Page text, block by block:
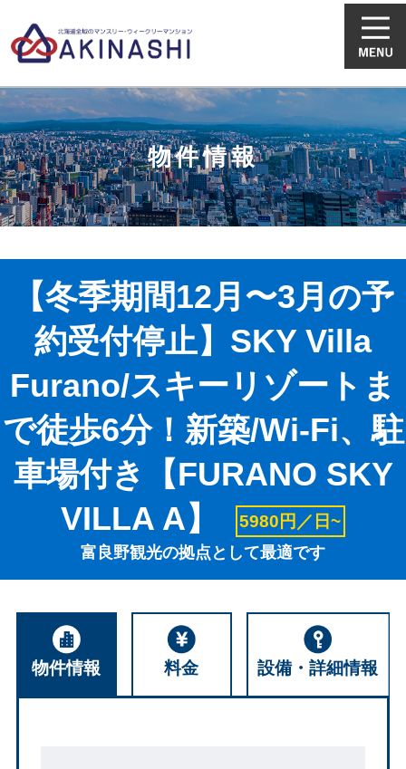
物件情報
【冬季期間12月〜3月の予
約受付停止】SKY Villa
Furano/スキーリゾートま
で徒歩6分！新築/Wi-Fi、駐
車場付き【FURANO SKY
VILLA A】
5980円／日~
富良野観光の拠点として最適です
物件情報 料金 設備・詳細情報